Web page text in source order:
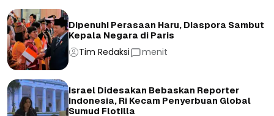
Dipenuhi Perasaan Haru, Diaspora Sambut
Kepala Negara di Paris
Tim Redaksi menit
Israel Didesakan Bebaskan Reporter
Indonesia, Ri Kecam Penyerbuan Global
Sumud Flotilla